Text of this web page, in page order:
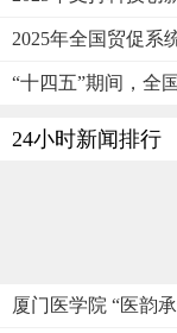
2025年全国贸促系
“十四五”期间，全
24小时新闻排行
厦门医学院 “医韵